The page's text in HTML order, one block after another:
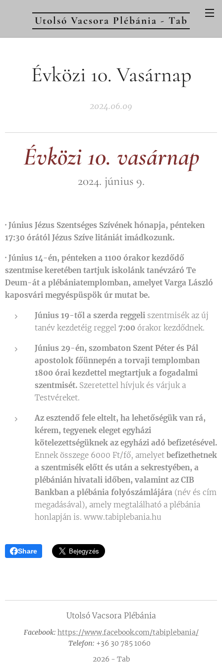
Utolsó Vacsora Plébánia - Tab
Évközi 10. Vasárnap
2024.06.09
Évközi 10. vasárnap
2024. június 9.
· Június Jézus Szentséges Szívének hónapja, pénteken
17:30 órától Jézus Szíve litániát imádkozunk.
· Június 14-én, pénteken a 1100 órakor kezdődő
szentmise keretében tartjuk iskolánk tanévzáró Te
Deum-át a plébániatemplomban, amelyet Varga László
kaposvári megyéspüspök úr mutat be.
Június 19-től a szerda reggeli szentmisék az új
tanév kezdetéig reggel 7:00 órakor kezdődnek.
Június 29-én, szombaton Szent Péter és Pál
apostolok főünnepén a torvaji templomban
1800 órai kezdettel megtartjuk a fogadalmi
szentmisét. Szeretettel hívjuk és várjuk a
Testvéreket.
Az esztendő fele eltelt, ha lehetőségük van rá,
kérem, tegyenek eleget egyházi
kötelezettségüknek az egyházi adó befizetésével.
Ennek összege 6000 Ft/fő, amelyet befizethetnek
a szentmisék előtt és után a sekrestyében, a
plébánián hivatali időben, valamint az CIB
Bankban a plébánia folyószámlájára (név és cím
megadásával), amely megtalálható a plébánia
honlapján is. www.tabiplebania.hu
Share
Utolsó Vacsora Plébánia
Facebook: https://www.facebook.com/tabiplebania/
Telefon: +36 30 785 1060
2026 - Tab